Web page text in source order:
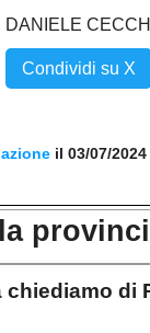
CECCHI
Condividi su X
il 03/07/2024
chiediamo di